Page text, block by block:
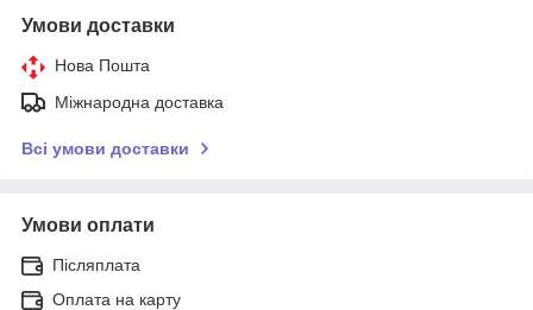
Умови доставки
Нова Пошта
Міжнародна доставка
Всі умови доставки
Умови оплати
Післяплата
Оплата на карту